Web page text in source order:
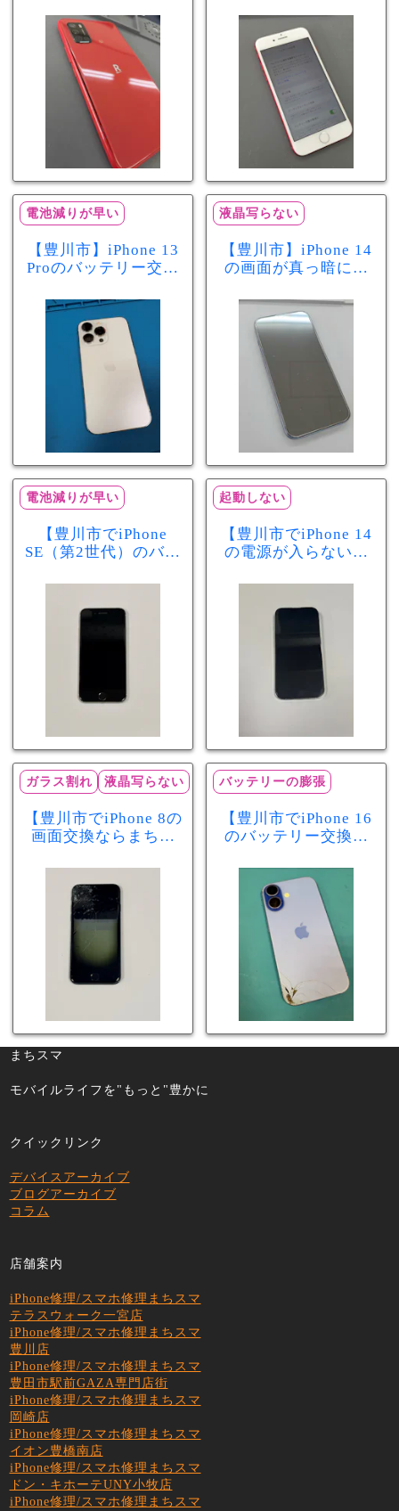
リー膨張のサインか
もしれません！バッ
テリー交換修理事例
最大容量70％で電池
の減りが早い症状も
当日60分で改善
電池減りが早い
【豊川市】iPhone 13
Proのバッテリー交換
が早い症状も当日90
分で改善
液晶写らない
【豊川市】iPhone 14
の画面が真っ暗に…
修理！データそのま
まで復旧しました
電池減りが早い
【豊川市でiPhone
SE（第2世代）のバッ
スマ豊川店】電池の
減りが早い症状も当
起動しない
【豊川市でiPhone 14
の電源が入らない修
店】バッテリー交換
で復旧するケースも
あります！
ガラス割れ 液晶写らない
【豊川市でiPhone 8の
画面交換ならまちス
れ・液晶不良も当日
60分で修理可能！
バッテリーの膨張
【豊川市でiPhone 16
のバッテリー交換な
少し膨張したバッテ
リーも当日90分で安
心修理！
まちスマ
モバイルライフを"もっと"豊かに
クイックリンク
デバイスアーカイブ
ブログアーカイブ
コラム
店舗案内
iPhone修理/スマホ修理まちスマ
テラスウォーク一宮店
iPhone修理/スマホ修理まちスマ
豊川店
iPhone修理/スマホ修理まちスマ
豊田市駅前GAZA専門店街
iPhone修理/スマホ修理まちスマ
岡崎店
iPhone修理/スマホ修理まちスマ
イオン豊橋南店
iPhone修理/スマホ修理まちスマ
ドン・キホーテUNY小牧店
iPhone修理/スマホ修理まちスマ